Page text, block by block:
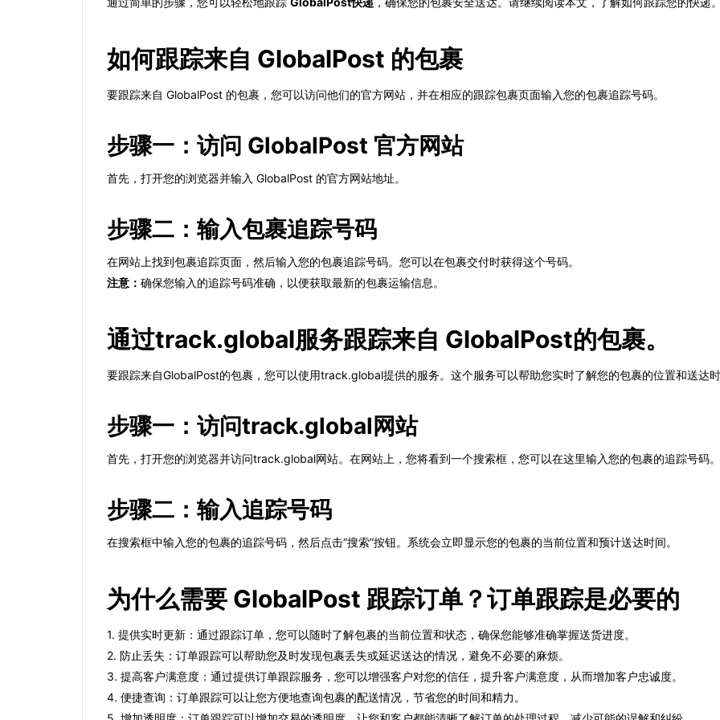
如何跟踪来自 GlobalPost 的包裹
要跟踪来自 GlobalPost 的包裹，您可以访问他们的官方网站，并在相应的跟踪包裹页面输入您的包裹追踪号码。
步骤一：访问 GlobalPost 官方网站
首先，打开您的浏览器并输入 GlobalPost 的官方网站地址。
步骤二：输入包裹追踪号码
在网站上找到包裹追踪页面，然后输入您的包裹追踪号码。您可以在包裹交付时获得这个号码。
注意： 确保您输入的追踪号码准确，以便获取最新的包裹运输信息。
通过track.global服务跟踪来自 GlobalPost的包裹。
要跟踪来自GlobalPost的包裹，您可以使用track.global提供的服务。这个服务可以帮助您实时了解您的包裹的位置和送达
步骤一：访问track.global网站
首先，打开您的浏览器并访问track.global网站。在网站上，您将看到一个搜索框，您可以在这里输入您的包裹的追踪号码。
步骤二：输入追踪号码
在搜索框中输入您的包裹的追踪号码，然后点击“搜索”按钮。系统会立即显示您的包裹的当前位置和预计送达时间。
为什么需要 GlobalPost 跟踪订单？订单跟踪是必要的
1. 提供实时更新：通过跟踪订单，您可以随时了解包裹的当前位置和状态，确保您能够准确掌握送货进度。
2. 防止丢失：订单跟踪可以帮助您及时发现包裹丢失或延迟送达的情况，避免不必要的麻烦。
3. 提高客户满意度：通过提供订单跟踪服务，您可以增强客户对您的信任，提升客户满意度，从而增加客户忠诚度。
4. 便捷查询：订单跟踪可以让您方便地查询包裹的配送情况，节省您的时间和精力。